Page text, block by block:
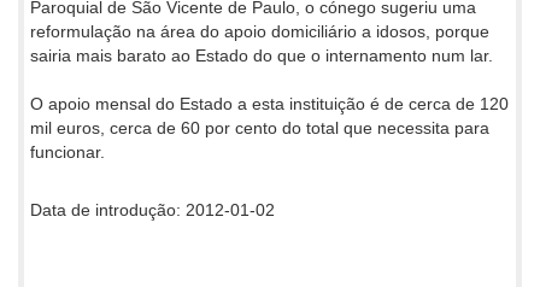
Paroquial de São Vicente de Paulo, o cónego sugeriu uma
reformulação na área do apoio domiciliário a idosos, porque
sairia mais barato ao Estado do que o internamento num lar.
O apoio mensal do Estado a esta instituição é de cerca de 120
mil euros, cerca de 60 por cento do total que necessita para
funcionar.
Data de introdução: 2012-01-02